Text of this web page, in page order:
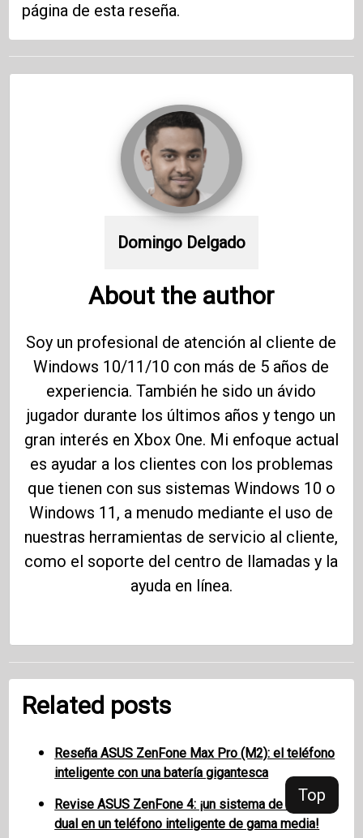
Top
página de esta reseña.
Domingo Delgado
About the author
Soy un profesional de atención al cliente de
Windows 10/11/10 con más de 5 años de
experiencia. También he sido un ávido
jugador durante los últimos años y tengo un
gran interés en Xbox One. Mi enfoque actual
es ayudar a los clientes con los problemas
que tienen con sus sistemas Windows 10 o
Windows 11, a menudo mediante el uso de
nuestras herramientas de servicio al cliente,
como el soporte del centro de llamadas y la
ayuda en línea.
Related posts
Reseña ASUS ZenFone Max Pro (M2): el teléfono
inteligente con una batería gigantesca
Revise ASUS ZenFone 4: ¡un sistema de cámara
dual en un teléfono inteligente de gama media!